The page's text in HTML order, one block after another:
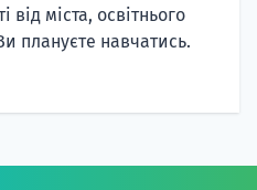
від міста, освітнього
плануєте навчатись.